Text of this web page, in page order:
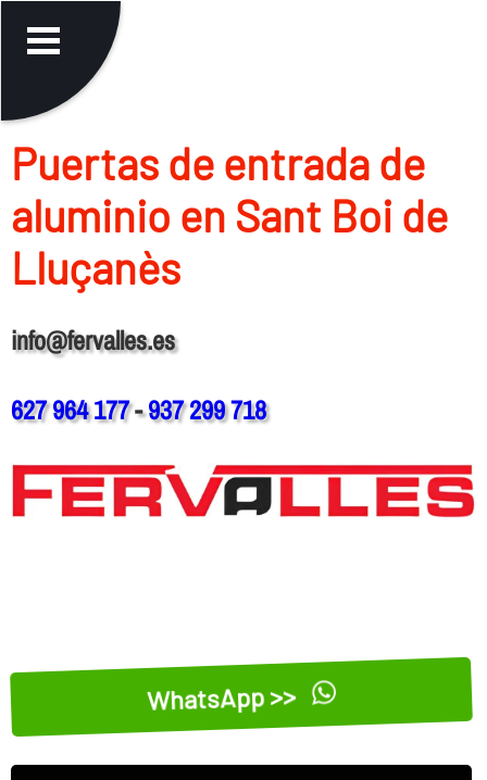
Puertas de entrada de
aluminio en Sant Boi de
Lluçanès
info@fervalles.es
627 964 177-937 299 718
WhatsApp >>